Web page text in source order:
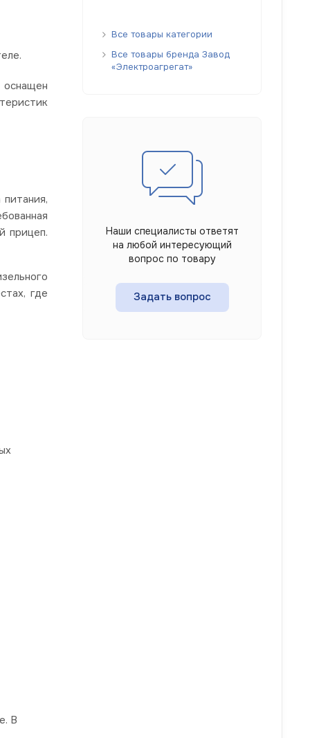
оснащен
прицеп.
где
В
Все товары категории
Все товары бренда Завод
«Электроагрегат»
Наши специалисты ответят
на любой интересующий
вопрос по товару
Задать вопрос